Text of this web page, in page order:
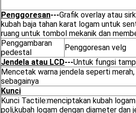
Penggoresan---Grafik overlay atau
kubah baja tahan karat logam untuk
ruang untuk tombol mekanik dan
Penggambaran
pedestal
Penggoresan velg
Jendela atau LCD---Untuk fungsi
Mencetak warna jendela seperti
sebagainya
Kunci
Kunci Tactile:menciptakan kubah
poli,kubah logam dengan diameter dan